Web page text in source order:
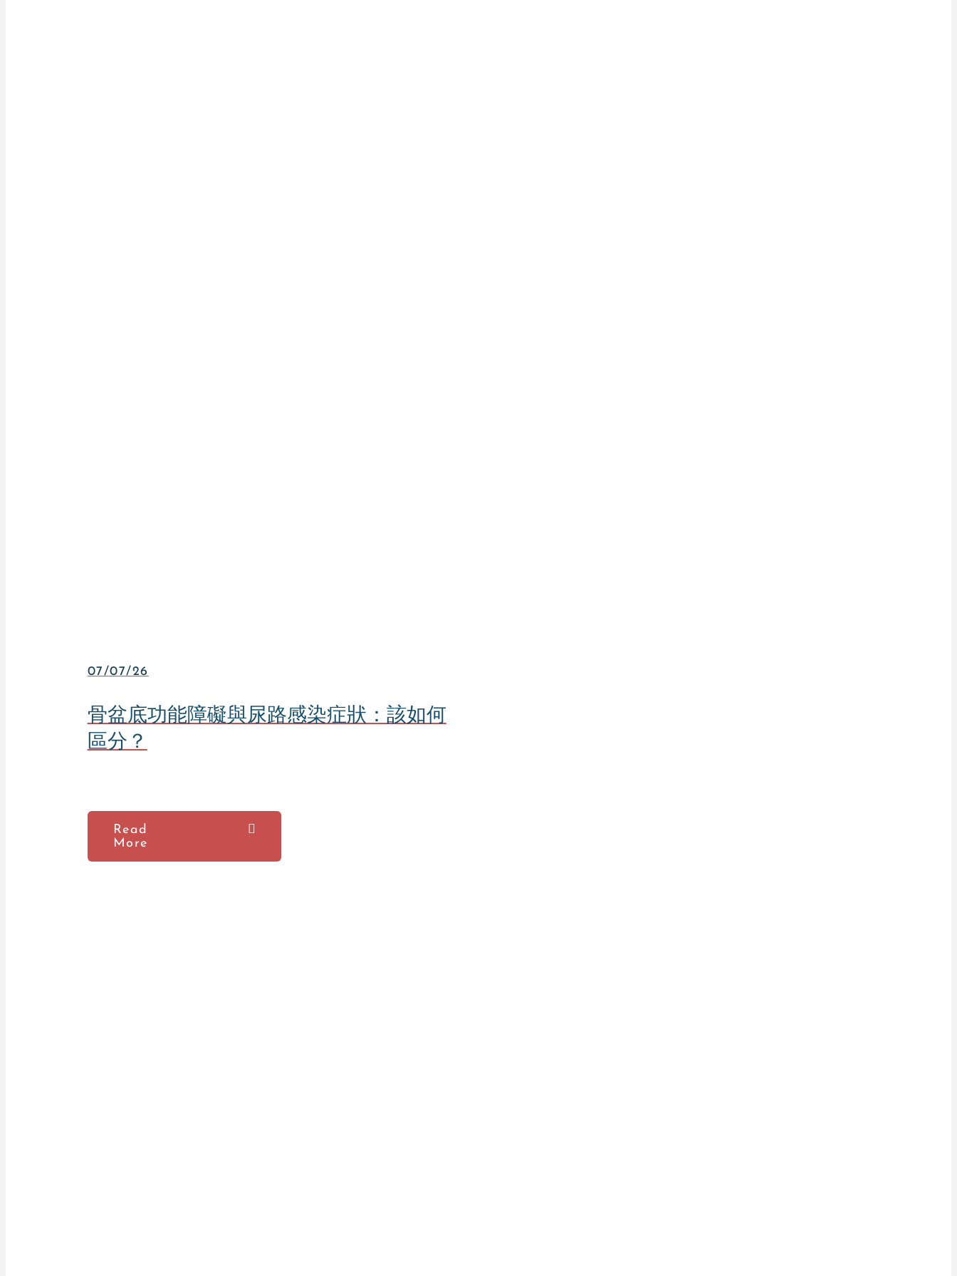
07/07/26
骨盆底功能障礙與尿路感染症狀：該如何
區分？
Read
More